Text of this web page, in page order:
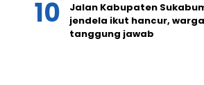
Jalan Kabupaten
jendela ikut hancur,
tanggung jawab